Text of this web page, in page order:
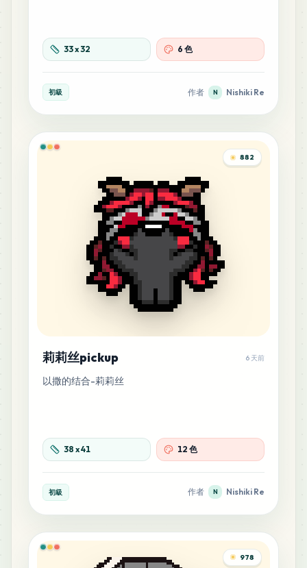
33x32 6 色
初級 作者 N Nishiki Re
882
莉莉丝pickup 6 天前
以撒的结合-莉莉丝
38 x41 12 色
初級 作者 N Nishiki Re
978